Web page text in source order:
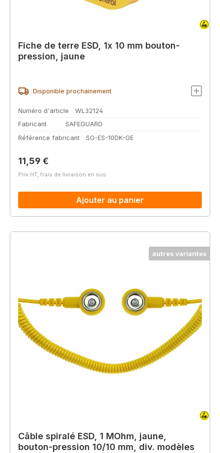
Fiche de terre ESD, 1x 10 mm bouton-
pression, jaune
Disponible prochainement
Numéro d'article
WL32124
Fabricant
SAFEGUARD
Référence fabricant
SG-ES-10DK-GE
Prix régulier :
11,59 €
Prix HT, frais de livraison en sus
Ajouter au panier
autres variantes
Câble spiralé ESD, 1 MOhm, jaune,
bouton-pression 10/10 mm, div. modèles